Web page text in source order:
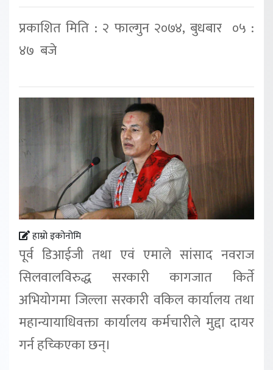
प्रकाशित मिति : २ फाल्गुन २०७४, बुधबार ०५ :
४७ बजे
हाम्रो इकोनोमि
पूर्व डिआईजी तथा एवं एमाले सांसाद नवराज
सिलवालविरुद्ध सरकारी कागजात किर्ते
अभियोगमा जिल्ला सरकारी वकिल कार्यालय तथा
महान्यायाधिवक्ता कार्यालय कर्मचारीले मुद्दा दायर
गर्न हच्किएका छन्।